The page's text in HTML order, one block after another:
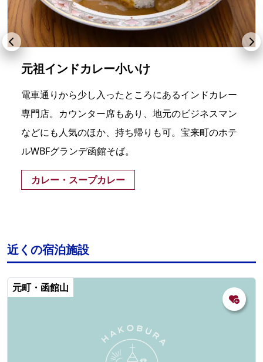
元祖インドカレー小いけ
電車通りから少し入ったところにあるインドカレー
専門店。カウンター席もあり、地元のビジネスマン
などにも人気のほか、持ち帰りも可。宝来町のホテ
ルWBFグランデ函館そば。
カレー・スープカレー
近くの宿泊施設
元町・函館山